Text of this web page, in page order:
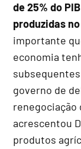
de 25% do
produzidas
importante
economia
governo de
renegociação
acrescentou
produtos